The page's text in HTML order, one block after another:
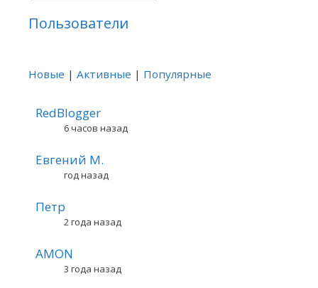
Пользователи
Новые | Активные | Популярные
RedBlogger
6 часов назад
Евгений М.
год назад
Петр
2 года назад
AMON
3 года назад